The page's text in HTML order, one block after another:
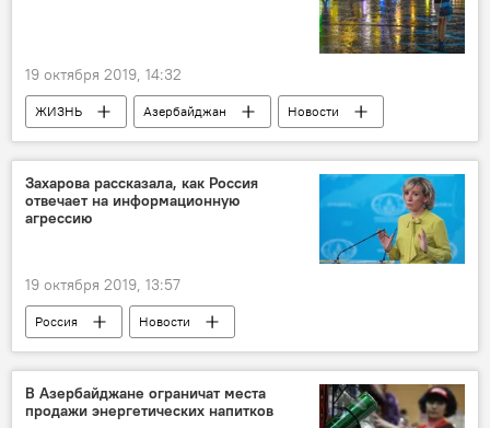
19 октября 2019, 14:32
ЖИЗНЬ Азербайджан Новости
Захарова рассказала, как Россия
отвечает на информационную
агрессию
19 октября 2019, 13:57
Россия Новости
В Азербайджане ограничат места
продажи энергетических напитков